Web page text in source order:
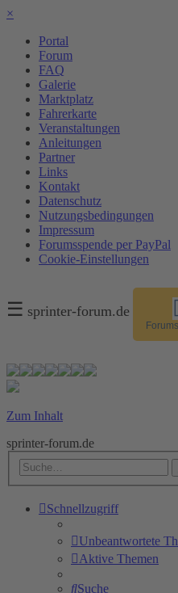
×
Portal
Forum
FAQ
Galerie
Marktplatz
Fahrerkarte
Veranstaltungen
Anleitungen
Partner
Links
Kontakt
Datenschutz
Nutzungsbedingungen
Impressum
Forumsspende per PayPal
Cookie-Einstellungen
☰ sprinter-forum.de
Zum Inhalt
sprinter-forum.de
Schnellzugriff
Unbeantwortete
Aktive Themen
Suche